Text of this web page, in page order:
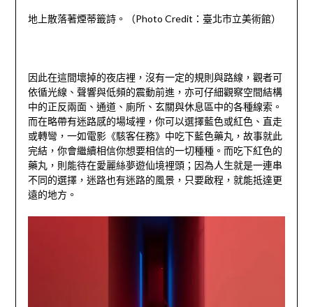
地上散落著煙蒂籤詩。（Photo Credit ：臺北市立美術館）
因此在這間壞掉的夜店裡，沒有一定的規則與路線，觀者可
依循光線、聲響與低頻的震動前進，亦可仔細觀察空間結構
中的正反兩面、通道、廁所、玄關與休息區中的各種線索。
而在略帶有迷路感的場域裡，你可以選擇藍色或紅色、直走
或轉彎，一如電影《駭客任務》中吃下藍色藥丸，故事就此
完結，你會繼續相信你想要相信的一切種種。而吃下紅色的
藥丸，則能待在愛麗絲夢遊仙境裡頭；因為人生就是一連串
不同的選擇，迷路也有迷路的風景，只要啟程，就能抵達更
遠的地方。